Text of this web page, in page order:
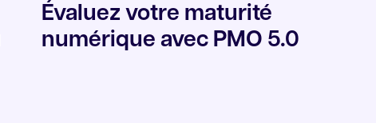
Évaluez votre maturité
numérique avec PMO 5.0